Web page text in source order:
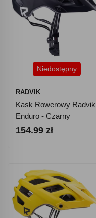
Niedostępny
RADVIK
Kask Rowerowy Radvik
Enduro - Czarny
154.99 zł